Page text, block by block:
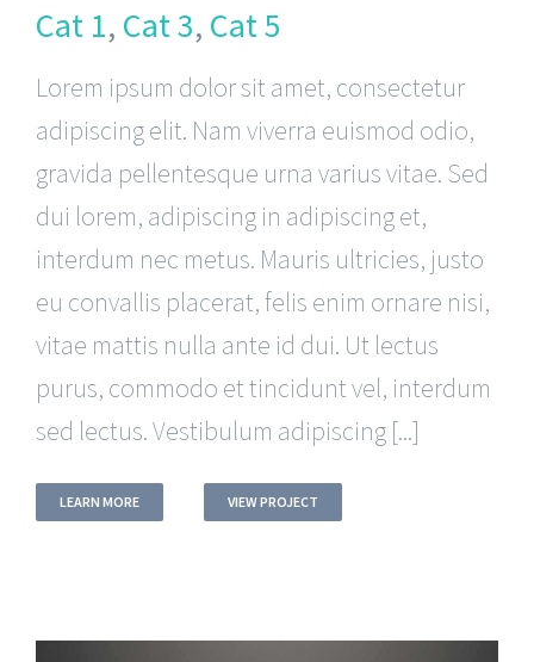
Cat 1, Cat 3, Cat 5
Lorem ipsum dolor sit amet, consectetur
adipiscing elit. Nam viverra euismod odio,
gravida pellentesque urna varius vitae. Sed
dui lorem, adipiscing in adipiscing et,
interdum nec metus. Mauris ultricies, justo
eu convallis placerat, felis enim ornare nisi,
vitae mattis nulla ante id dui. Ut lectus
purus, commodo et tincidunt vel, interdum
sed lectus. Vestibulum adipiscing [...]
LEARN MORE VIEW PROJECT